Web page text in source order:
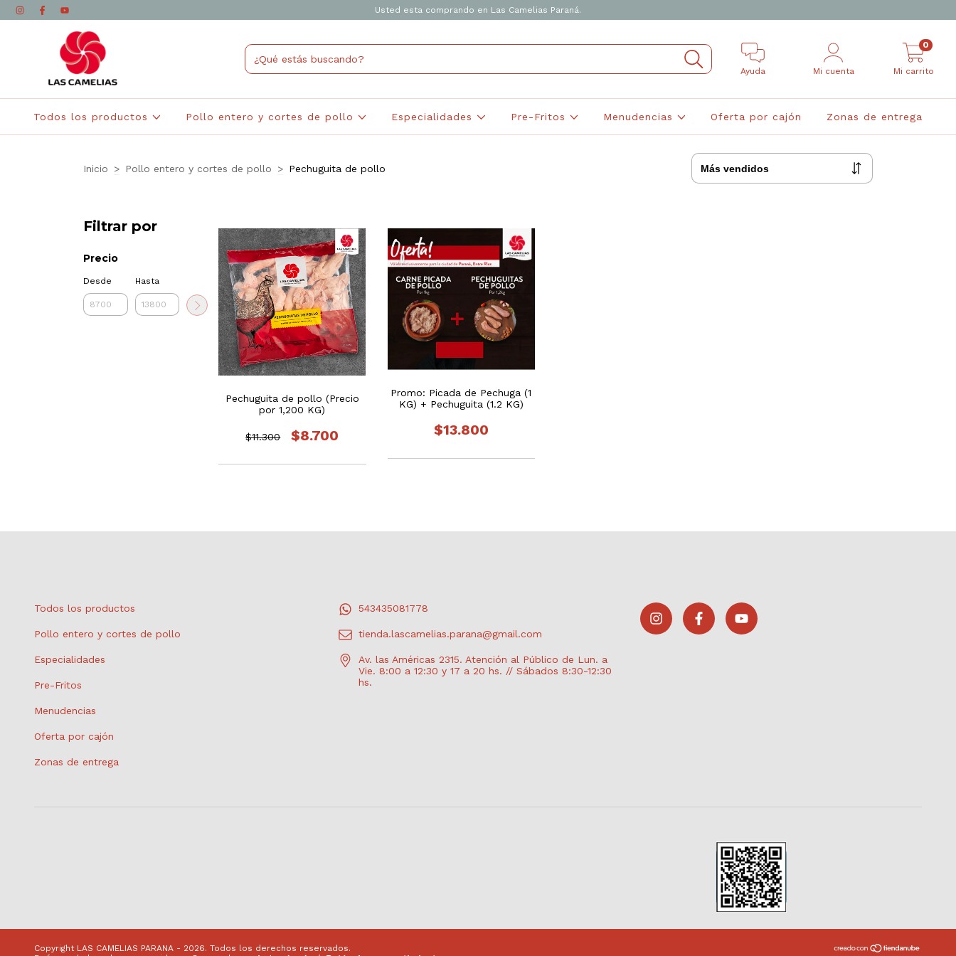
Usted esta comprando en Las Camelias Paraná.
Ayuda Mi cuenta Mi carrito
0
Todos los productos Pollo entero y cortes de pollo Especialidades Pre-Fritos Menudencias Oferta por cajón Zonas de entrega
Inicio > Pollo entero y cortes de pollo > Pechuguita de pollo
Filtrar por
Precio
Desde Hasta
Pechuguita de pollo (Precio
por 1,200 KG)
$11.300 $8.700
Promo: Picada de Pechuga (1
KG) + Pechuguita (1.2 KG)
$13.800
Todos los productos
Pollo entero y cortes de pollo
Especialidades
Pre-Fritos
Menudencias
Oferta por cajón
Zonas de entrega
543435081778
tienda.lascamelias.parana@gmail.com
Av. las Américas 2315. Atención al Público de Lun. a
Vie. 8:00 a 12:30 y 17 a 20 hs. // Sábados 8:30-12:30
hs.
Copyright LAS CAMELIAS PARANA - 2026. Todos los derechos reservados.